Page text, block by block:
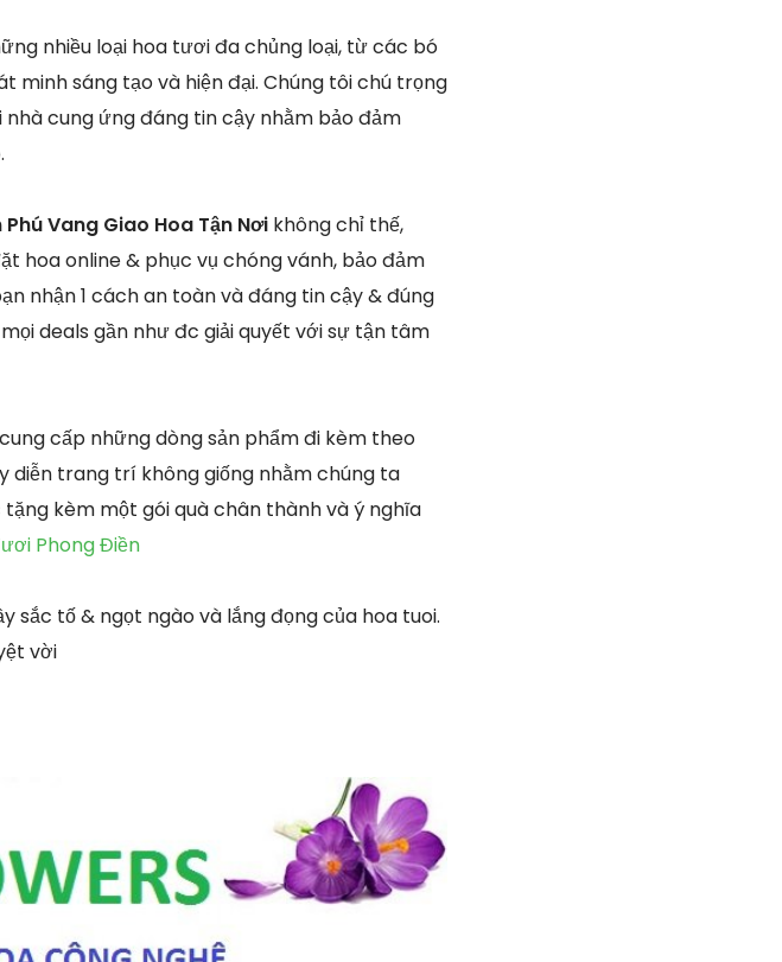
nhiều loại hoa tươi đa chủng loại, từ các bó
minh sáng tạo và hiện đại. Chúng tôi chú trọng
cung ứng đáng tin cậy nhằm bảo đảm
Vang Giao Hoa Tận Nơi không chỉ thế,
hoa online & phục vụ chóng vánh, bảo đảm
nhận 1 cách an toàn và đáng tin cậy & đúng
deals gần như đc giải quyết với sự tận tâm
cấp những dòng sản phẩm đi kèm theo
diễn trang trí không giống nhằm chúng ta
kèm một gói quà chân thành và ý nghĩa
Phong Điền
sắc tố & ngọt ngào và lắng đọng của hoa tuoi.
vời